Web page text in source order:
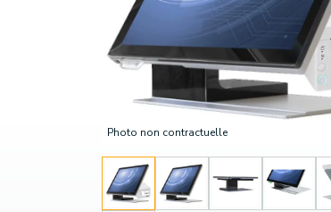
Photo non contractuelle